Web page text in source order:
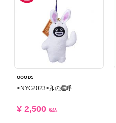
GOODS
<NYG2023>卯の運呼
¥ 2,500 税込